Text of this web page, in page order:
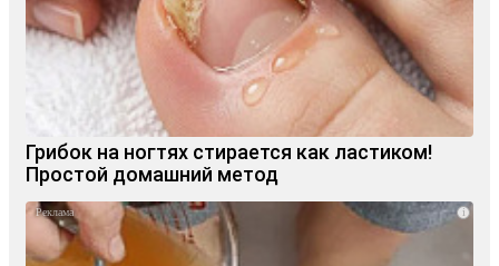
Грибок на ногтях стирается как ластиком!
Простой домашний метод
i